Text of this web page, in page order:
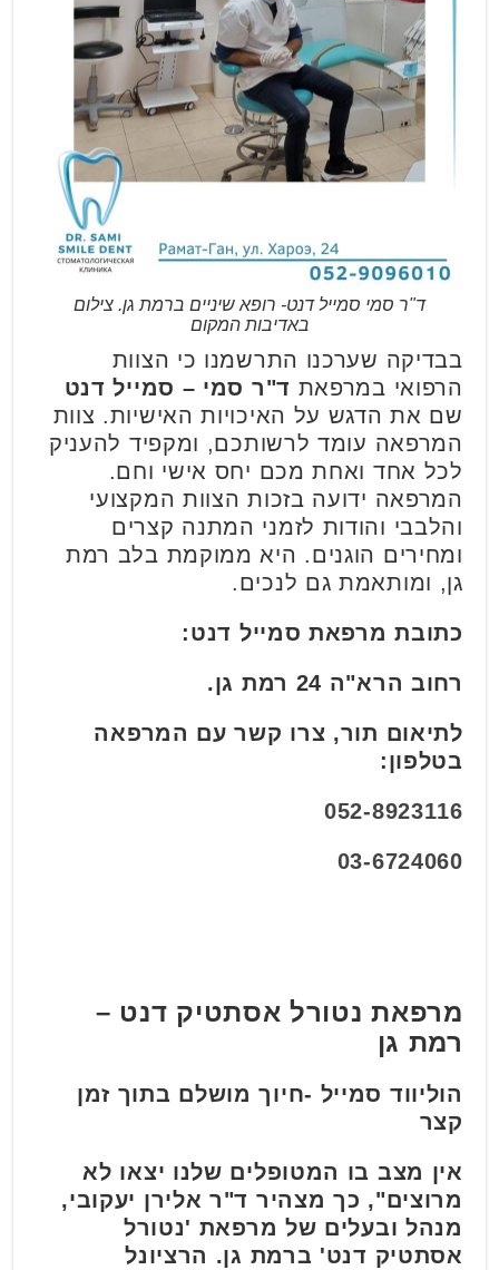
ד"ר סמי סמייל דנט- רופא שיניים ברמת גן. צילום
באדיבות המקום
בבדיקה שערכנו התרשמנו כי הצוות
הרפואי במרפאת ד"ר סמי – סמייל דנט
שם את הדגש על האיכויות האישיות. צוות
המרפאה עומד לרשותכם, ומקפיד להעניק
לכל אחד ואחת מכם יחס אישי וחם.
המרפאה ידועה בזכות הצוות המקצועי
והלבבי והודות לזמני המתנה קצרים
ומחירים הוגנים. היא ממוקמת בלב רמת
גן, ומותאמת גם לנכים.
כתובת מרפאת סמייל דנט:
רחוב הרא"ה 24 רמת גן.
לתיאום תור, צרו קשר עם המרפאה
בטלפון:
052-8923116
03-6724060
מרפאת נטורל אסתטיק דנט –
רמת גן
הוליווד סמייל -חיוך מושלם בתוך זמן
קצר
אין מצב בו המטופלים שלנו יצאו לא
מרוצים", כך מצהיר ד"ר אלירן יעקובי,
מנהל ובעלים של מרפאת 'נטורל
אסתטיק דנט' ברמת גן. הרציונל